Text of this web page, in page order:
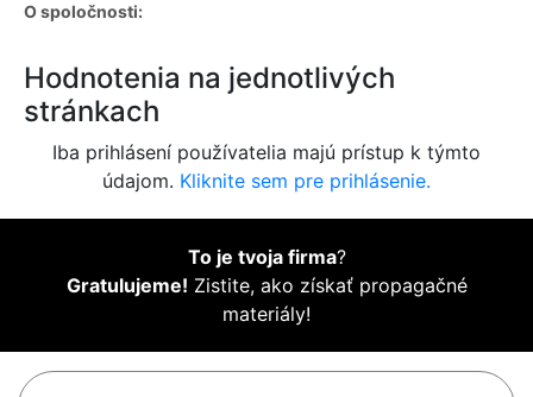
O spoločnosti:
Hodnotenia na jednotlivých
stránkach
Iba prihlásení používatelia majú prístup k týmto
údajom. Kliknite sem pre prihlásenie.
To je tvoja firma?
Gratulujeme! Zistite, ako získať propagačné
materiály!